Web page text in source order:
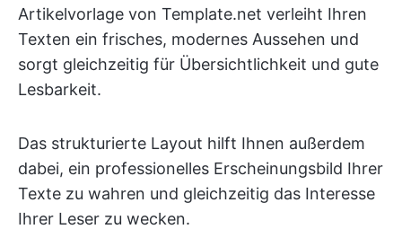
Artikelvorlage von Template.net verleiht Ihren
Texten ein frisches, modernes Aussehen und
sorgt gleichzeitig für Übersichtlichkeit und gute
Lesbarkeit.
Das strukturierte Layout hilft Ihnen außerdem
dabei, ein professionelles Erscheinungsbild Ihrer
Texte zu wahren und gleichzeitig das Interesse
Ihrer Leser zu wecken.